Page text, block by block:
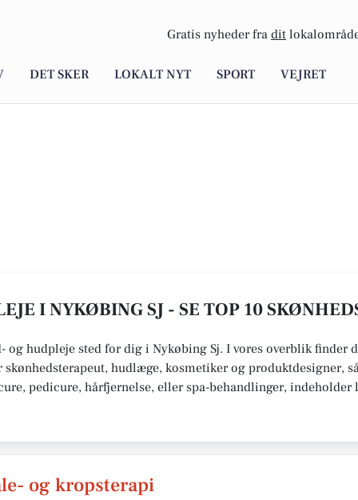
Gratis nyheder fra dit
DET SKER LOKALT NYT SPORT VEJRET
I NYKØBING SJ - SE TOP 10
og hudpleje sted for dig i Nykøbing Sj. I vores overblik finder
hudlæge, kosmetiker og produktdesigner,
pedicure, hårfjernelse, eller spa-behandlinger, indeholder
og kropsterapi